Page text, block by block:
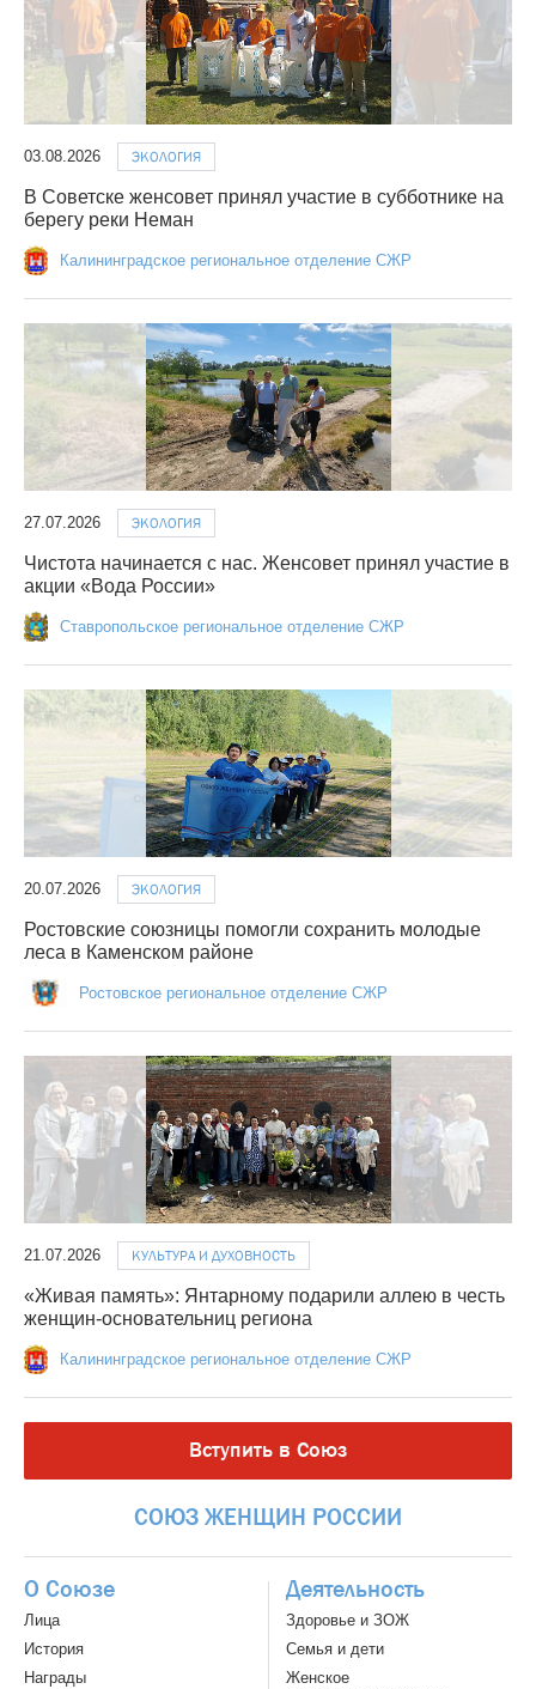
03.08.2026 ЭКОЛОГИЯ
В Советске женсовет принял участие в субботнике на
берегу реки Неман
Калининградское региональное отделение СЖР
27.07.2026 ЭКОЛОГИЯ
Чистота начинается с нас. Женсовет принял участие в
акции «Вода России»
Ставропольское региональное отделение СЖР
20.07.2026 ЭКОЛОГИЯ
Ростовские союзницы помогли сохранить молодые
леса в Каменском районе
Ростовское региональное отделение СЖР
21.07.2026 КУЛЬТУРА И ДУХОВНОСТЬ
«Живая память»: Янтарному подарили аллею в честь
женщин-основательниц региона
Калининградское региональное отделение СЖР
Вступить в Союз
СОЮЗ ЖЕНЩИН РОССИИ
О Союзе
Лица
История
Награды
Деятельность
Здоровье и ЗОЖ
Семья и дети
Женское